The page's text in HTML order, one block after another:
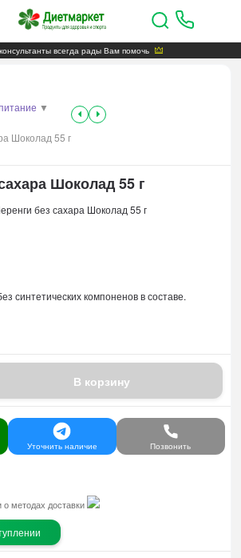
всегда рады Вам помочь
▼
Шоколад 55 г
Шоколад 55 г
синтетических компоненов в составе.
В корзину
Уточнить наличие Позвонить
методах доставки